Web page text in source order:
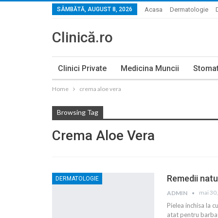
SÂMBĂTĂ, AUGUST 8, 2026 Acasa Dermatologie
Clinică.ro
Clinici Private Medicina Muncii
Home crema aloe vera
Browsing Tag
Crema Aloe Vera
DERMATOLOGIE Remedii
ADMIN mai
Pielea inchisa la
atat pentru